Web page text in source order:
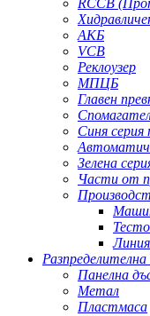
RCCB
АКБ
VCB
Реклоузер
МПЦБ
Главен
Синя серия
Зелена
Части от
Панелна
Метал
Пластмаса